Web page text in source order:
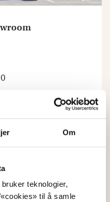
Om
teknologier,
til å samle